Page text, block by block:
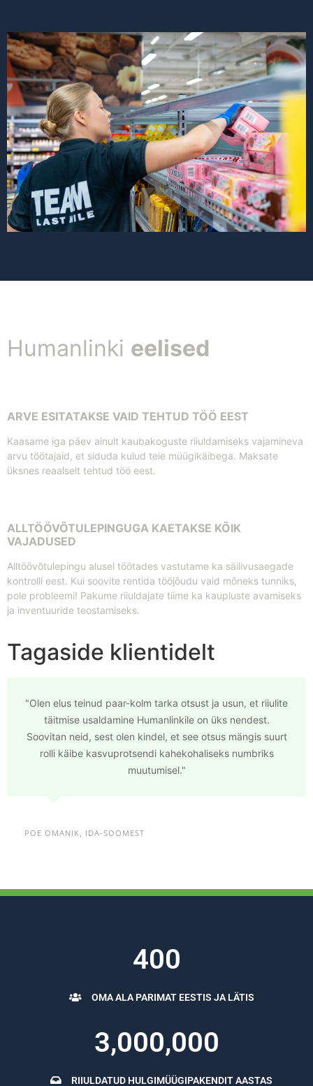
Humanlinki eelised
ARVE ESITATAKSE VAID TEHTUD TÖÖ EEST
Kaasame iga päev ainult kaubakoguste riiuldamiseks vajamineva
arvu töötajaid, et siduda kulud teie müügikäibega. Maksate
üksnes reaalselt tehtud töö eest.
ALLTÖÖVÕTULEPINGUGA KAETAKSE KÕIK
VAJADUSED
Alltöövõtulepingu alusel töötades vastutame ka säilivusaegade
kontrolli eest. Kui soovite rentida tööjõudu vaid mõneks tunniks,
pole probleemi! Pakume riiuldajate tiime ka kaupluste avamiseks
ja inventuuride teostamiseks.
Tagaside klientidelt
"Olen elus teinud paar-kolm tarka otsust ja usun, et riiulite
täitmise usaldamine Humanlinkile on üks nendest.
Soovitan neid, sest olen kindel, et see otsus mängis suurt
rolli käibe kasvuprotsendi kahekohaliseks numbriks
muutumisel."
POE OMANIK, IDA-SOOMEST
OMA ALA PARIMAT EESTIS JA LÄTIS
400
RIIULDATUD HULGIMÜÜGIPAKENDIT AASTAS
3,000,000